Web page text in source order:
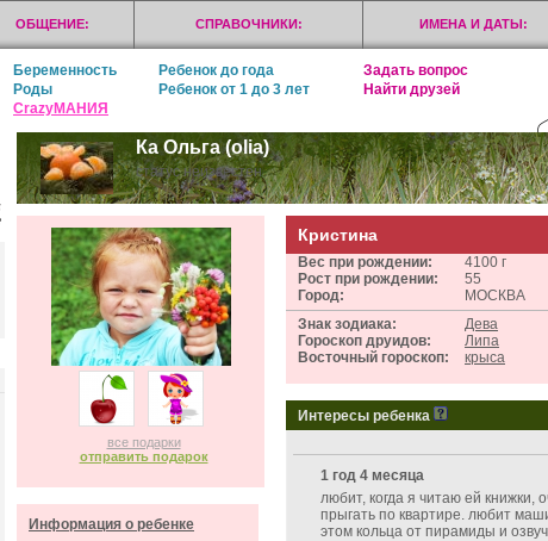
ОБЩЕНИЕ: СПРАВОЧНИКИ: ИМЕНА И ДАТЫ:
Беременность Ребенок до года
Задать вопрос
Роды
Ребенок от 1 до 3 лет
Найти друзей
CrazyМАНИЯ
Ка Ольга (olia)
статус неизвестен
все подарки
отправить подарок
Информация о ребенке
Кристина
Вес при рождении:
4100 г
Рост при рождении:
55
Город:
МОСКВА
Знак зодиака:
Дева
Гороскоп друидов:
Липа
Восточный гороскоп:
крыса
Интересы ребенка
1 год 4 месяца
любит, когда я читаю ей книжки,
прыгать по квартире. любит
этом кольца от пирамиды и